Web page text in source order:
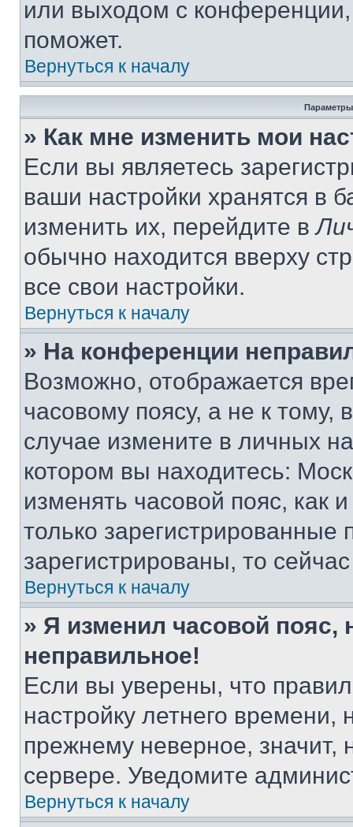
или выходом с
поможет.
Вернуться к началу
Параметры
» Как мне изменить мои
Если вы являетесь
ваши настройки хранятся в
изменить их, перейдите в
обычно находится вверху
все свои настройки.
Вернуться к началу
» На конференции
Возможно, отображается
часовому поясу, а не к тому,
случае измените в личных
котором вы находитесь:
изменять часовой пояс, как
только
зарегистрированы, то
Вернуться к началу
» Я изменил часовой пояс,
неправильное!
Если вы уверены, что
настройку летнего
прежнему неверное, значит,
сервере. Уведомите
Вернуться к началу